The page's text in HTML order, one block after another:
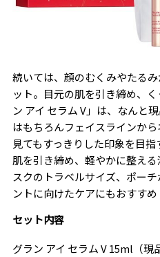
続いては、顔のむくみやたる
ット。目元の肌を引き締め、
ン アイ セラム V」は、なんと
はもちろんフェイスラインか
見てもすっきりした印象を目指
肌を引き締め、軽やかに整え
スクのトラベルサイズ、ポー
ントに向けたケアにもおすすめ
セット内容
グラン アイ セラム V 15ml（現